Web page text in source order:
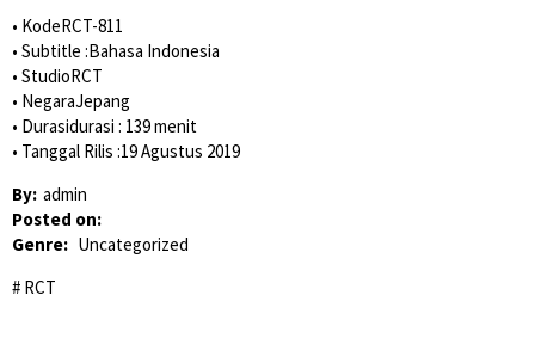
• KodeRCT-811
• Subtitle :Bahasa Indonesia
• StudioRCT
• NegaraJepang
• Durasidurasi : 139 menit
• Tanggal Rilis :19 Agustus 2019
By: admin
Posted on:
Genre: Uncategorized
RCT